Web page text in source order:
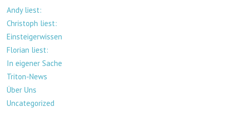
Andy liest:
Christoph liest:
Einsteigerwissen
Florian liest:
In eigener Sache
Triton-News
Über Uns
Uncategorized